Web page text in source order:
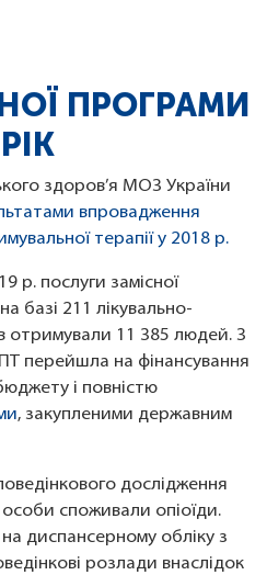
ПРОГРАМИ
здоров’я МОЗ України
впровадження
терапії у 2018 р.
р. послуги замісної
базі 211 лікувально-
отримували 11 385 людей. З
перейшла на фінансування
і повністю
, закупленими державним
дослідження
особи споживали опіоїди.
диспансерному обліку з
розлади внаслідок